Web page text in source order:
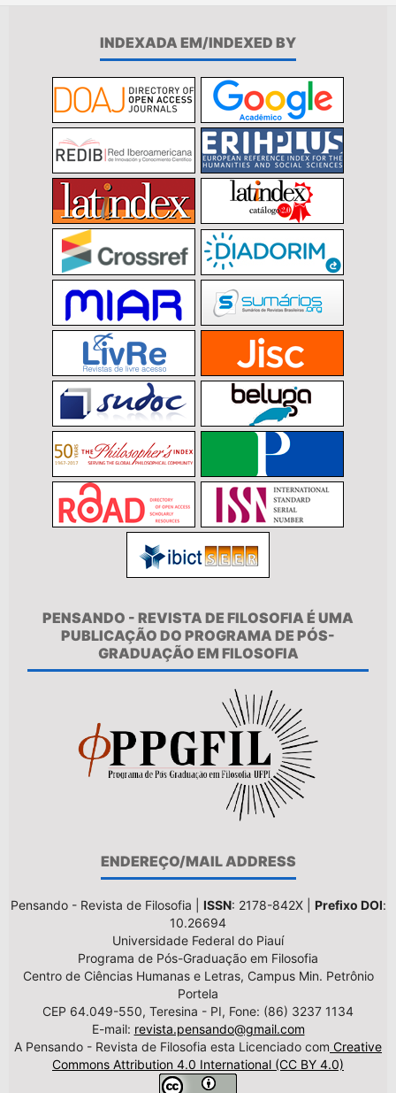
INDEXADA EM/INDEXED BY
PENSANDO - REVISTA DE FILOSOFIA É UMA
PUBLICAÇÃO DO PROGRAMA DE PÓS-
GRADUAÇÃO EM FILOSOFIA
ENDEREÇO/MAIL ADDRESS
Pensando - Revista de Filosofia | ISSN: 2178-842X | Prefixo DOI:
10.26694
Universidade Federal do Piauí
Programa de Pós-Graduação em Filosofia
Centro de Ciências Humanas e Letras, Campus Min. Petrônio
Portela
CEP 64.049-550, Teresina - PI, Fone: (86) 3237 1134
E-mail: revista.pensando@gmail.com
A Pensando - Revista de Filosofia esta Licenciado com Creative
Commons Attribution 4.0 International (CC BY 4.0)